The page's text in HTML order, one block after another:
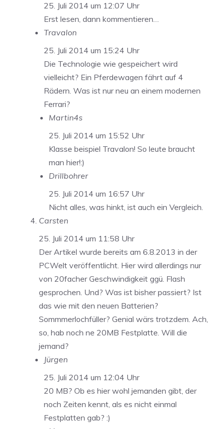
25. Juli 2014 um 12:07 Uhr
Erst lesen, dann kommentieren…
Travalon
25. Juli 2014 um 15:24 Uhr
Die Technologie wie gespeichert wird
vielleicht? Ein Pferdewagen fährt auf 4
Rädern. Was ist nur neu an einem modernen
Ferrari?
Martin4s
25. Juli 2014 um 15:52 Uhr
Klasse beispiel Travalon! So leute braucht
man hier!:)
Drillbohrer
25. Juli 2014 um 16:57 Uhr
Nicht alles, was hinkt, ist auch ein Vergleich.
Carsten
25. Juli 2014 um 11:58 Uhr
Der Artikel wurde bereits am 6.8.2013 in der
PCWelt veröffentlicht. Hier wird allerdings nur
von 20facher Geschwindigkeit ggü. Flash
gesprochen. Und? Was ist bisher passiert? Ist
das wie mit den neuen Batterien?
Sommmerlochfüller? Genial wärs trotzdem. Ach,
so, hab noch ne 20MB Festplatte. Will die
jemand?
Jürgen
25. Juli 2014 um 12:04 Uhr
20 MB? Ob es hier wohl jemanden gibt, der
noch Zeiten kennt, als es nicht einmal
Festplatten gab? :)